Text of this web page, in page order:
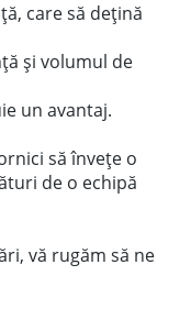
care să dețină
și volumul de
un avantaj.
să învețe o
de o echipă
vă rugăm să ne